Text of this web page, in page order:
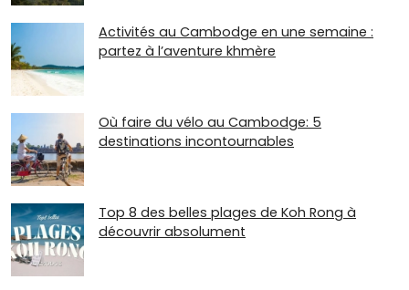
Activités au Cambodge en une semaine :
partez à l’aventure khmère
Où faire du vélo au Cambodge: 5
destinations incontournables
Top 8 des belles plages de Koh Rong à
découvrir absolument